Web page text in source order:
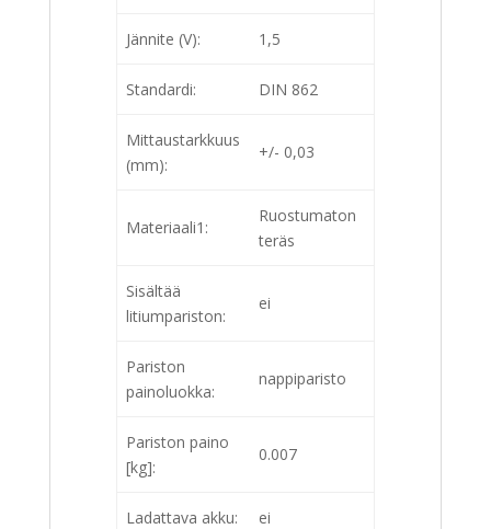
Jännite (V): 1,5
Standardi: DIN 862
Mittaustarkkuus
(mm):
+/- 0,03
Materiaali1:
Ruostumaton
teräs
Sisältää
litiumpariston:
ei
Pariston
painoluokka:
nappiparisto
Pariston paino
[kg]:
0.007
Ladattava akku: ei